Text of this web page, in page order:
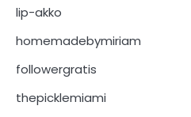
lip-akko
homemadebymiriam
followergratis
thepicklemiami